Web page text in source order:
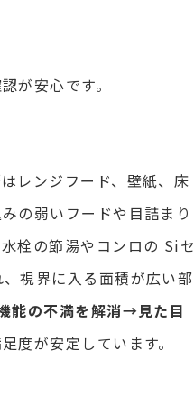
が安心です。
レンジフード、壁紙、床
の弱いフードや目詰まり
栓の節湯やコンロの Siセ
視界に入る面積が広い部
機能の不満を解消→見た目
度が安定しています。